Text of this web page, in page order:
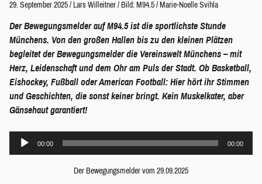
29. September 2025 / Lars Willeitner / Bild: M94.5 / Marie-Noelle Svihla
Der Bewegungsmelder auf M94.5 ist die sportlichste Stunde
Münchens. Von den großen Hallen bis zu den kleinen Plätzen
begleitet der Bewegungsmelder die Vereinswelt Münchens – mit
Herz, Leidenschaft und dem Ohr am Puls der Stadt. Ob Basketball,
Eishockey, Fußball oder American Football: Hier hört ihr Stimmen
und Geschichten, die sonst keiner bringt. Kein Muskelkater, aber
Gänsehaut garantiert!
Audio-
00:00 00:00
Der Bewegungsmelder vom 29.09.2025